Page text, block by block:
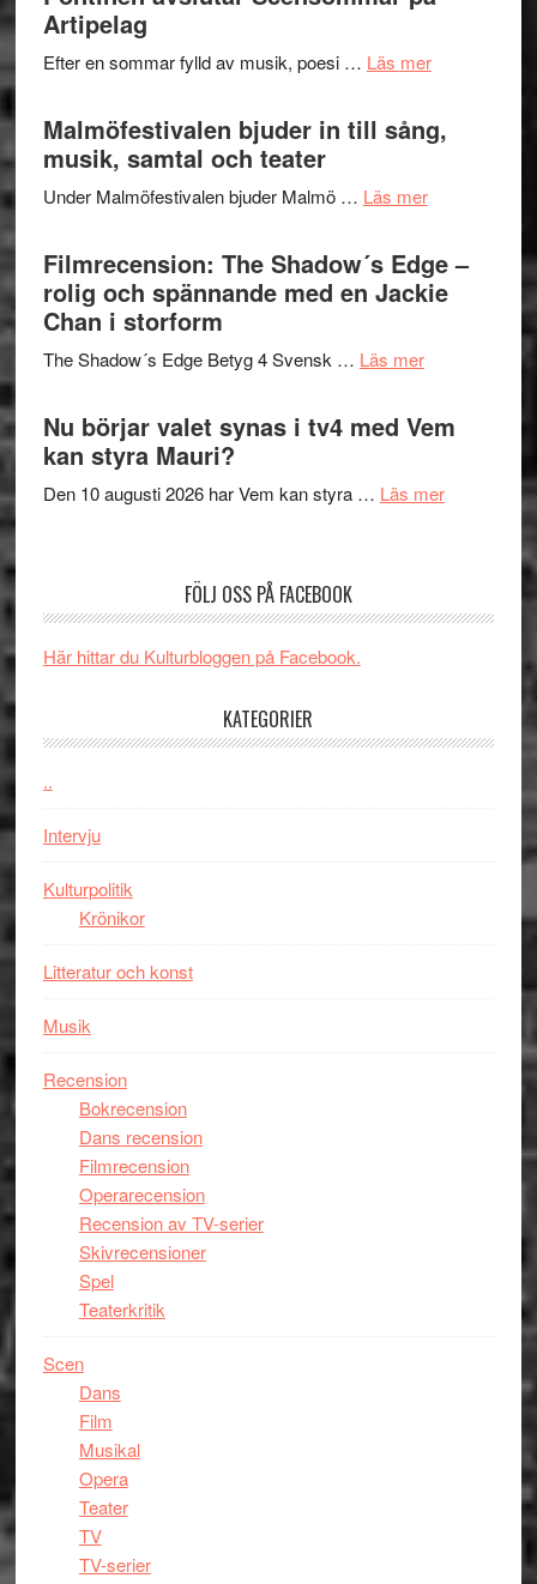
terräng
Artipelag
Efter en sommar fylld av musik, poesi … Läs merom
Hannes
Pöntinen
avslutar
Scensommar
Malmöfestivalen bjuder in till sång,
musik, samtal och teater
Under Malmöfestivalen bjuder Malmö … Läs merom
in
till
och
Filmrecension: The Shadow´s Edge –
rolig och spännande med en Jackie
Chan i storform
The Shadow´s Edge Betyg 4 Svensk … Läs merom
Shadow
Edge
spännande
Nu börjar valet synas i tv4 med Vem
kan styra Mauri?
Den 10 augusti 2026 har Vem kan styra … Läs merom
kan
FÖLJ OSS PÅ FACEBOOK
Här hittar du Kulturbloggen på Facebook.
KATEGORIER
..
Intervju
Kulturpolitik
Krönikor
Litteratur och konst
Musik
Recension
Bokrecension
Dans recension
Filmrecension
Operarecension
Recension av TV-serier
Skivrecensioner
Spel
Teaterkritik
Scen
Dans
Film
Musikal
Opera
Teater
TV
TV-serier